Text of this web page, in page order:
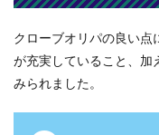
クローブオリパの良い点
が充実していること、加
みられました。